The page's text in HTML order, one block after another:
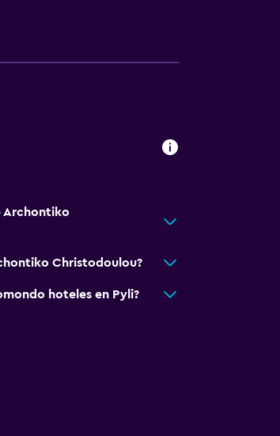
Archontiko
Christodoulou?
hoteles en Pyli?